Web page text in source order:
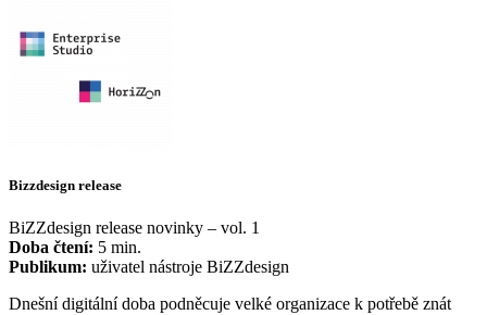
Bizzdesign release
BiZZdesign release novinky – vol. 1
Doba čtení: 5 min.
Publikum: uživatel nástroje BiZZdesign
Dnešní digitální doba podněcuje velké organizace k potřebě znát